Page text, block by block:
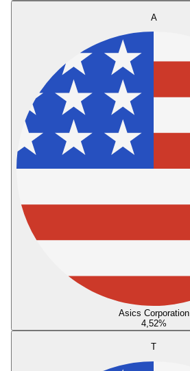
A
Asics Corporation
4,52%
T